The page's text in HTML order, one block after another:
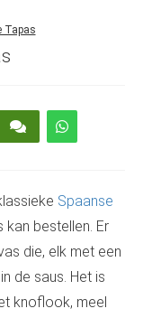
Tapas
Spaanse
kan bestellen. Er
die, elk met een
de saus. Het is
knoflook, meel